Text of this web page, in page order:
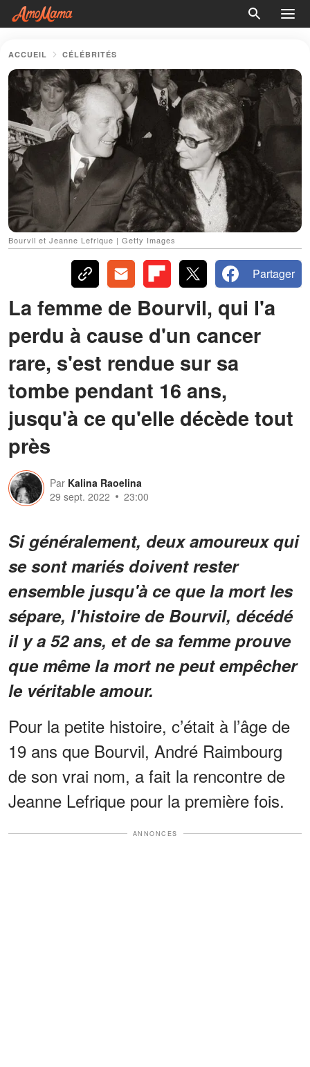
ACCUEIL CÉLÉBRITÉS
Bourvil et Jeanne Lefrique | Getty Images
Partager
La femme de Bourvil, qui l'a
perdu à cause d'un cancer
rare, s'est rendue sur sa
tombe pendant 16 ans,
jusqu'à ce qu'elle décède tout
près
Par Kalina Raoelina
29 sept. 2022
23:00
Si généralement, deux amoureux qui
se sont mariés doivent rester
ensemble jusqu'à ce que la mort les
sépare, l'histoire de Bourvil, décédé
il y a 52 ans, et de sa femme prouve
que même la mort ne peut empêcher
le véritable amour.
Pour la petite histoire, c’était à l’âge de
19 ans que Bourvil, André Raimbourg
de son vrai nom, a fait la rencontre de
Jeanne Lefrique pour la première fois.
ANNONCES